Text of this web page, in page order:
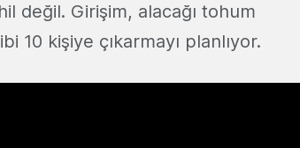
değil. Girişim, alacağı tohum
10 kişiye çıkarmayı planlıyor.